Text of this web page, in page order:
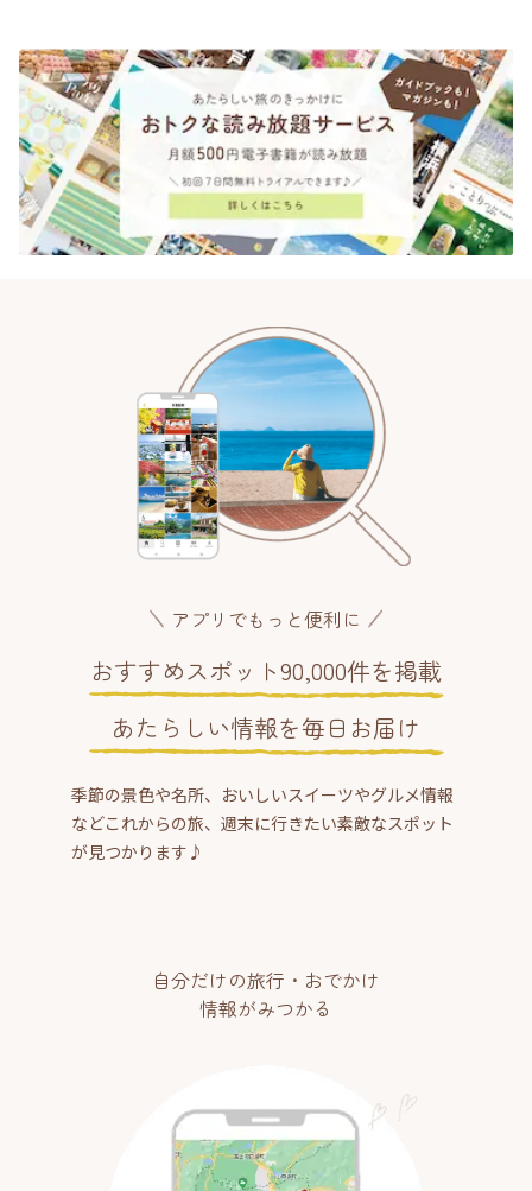
アプリでもっと便利に
おすすめスポット90,000件を掲載
あたらしい情報を毎日お届け
季節の景色や名所、おいしいスイーツやグルメ情報
などこれからの旅、週末に行きたい素敵なスポット
が見つかります♪
自分だけの旅行・おでかけ
情報がみつかる